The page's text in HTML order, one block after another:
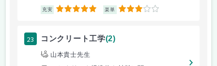
充実 5 楽単 3
23 コンクリート工学(2)
山本貴士先生